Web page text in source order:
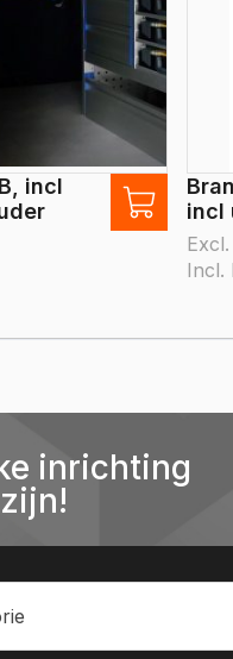
incl
incl
Incl.
inrichting